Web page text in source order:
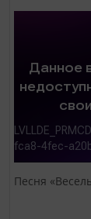
Песня